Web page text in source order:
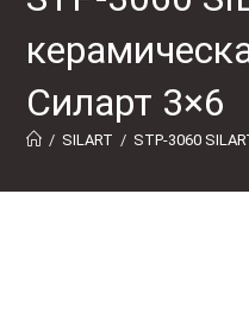
Силарт 3×6
/ SILART / STP-3060